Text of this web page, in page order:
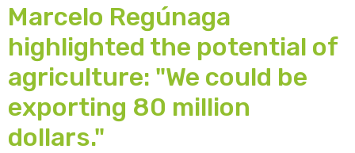
Marcelo Regúnaga
highlighted the potential of
agriculture: "We could be
exporting 80 million
dollars."